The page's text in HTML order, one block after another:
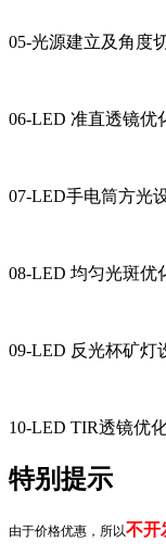
05-光源建立及角度
06-LED 准直透镜优
07-LED手电筒方光
08-LED 均匀光斑优
09-LED 反光杯矿灯
10-LED TIR透镜优化
特别提示
由于价格优惠，所以不开